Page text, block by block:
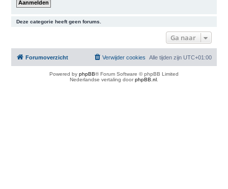
Deze categorie heeft geen forums.
Ga naar
Forumoverzicht Alle tijden zijn UTC+01:00
Verwijder cookies
Powered by phpBB® Forum Software © phpBB Limited
Nederlandse vertaling doorphpBB.nl